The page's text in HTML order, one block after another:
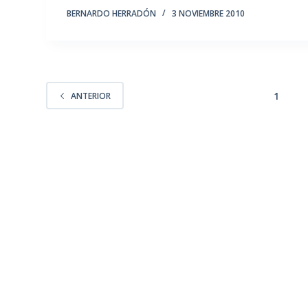
BERNARDO HERRADÓN 3 NOVIEMBRE 2010
ANTERIOR 1